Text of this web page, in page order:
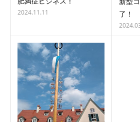
2024.11.11
了！